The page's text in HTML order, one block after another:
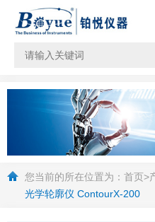
您当前的所在位置为： 首页>
光学轮廓仪 ContourX-200